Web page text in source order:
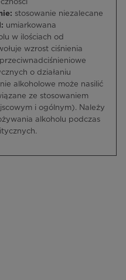
stosowanie niezalecane
umiarkowana
w ilościach od
wzrost ciśnienia
o działaniu
alkoholowe może nasilić
ze stosowaniem
i ogólnym). Należy
alkoholu podczas